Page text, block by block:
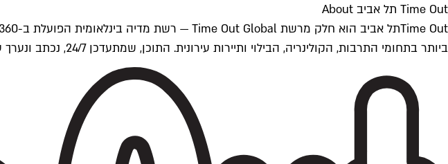
Time Out תל אביב About
ביותר בתחומי התרבות, הקולינריה, הבילוי ותיירות עירונית. התוכן, שמתעדכן 24/7, נכתב ונערך על ידי צוות עיתונאים מקצועי מקומי בישראל, בהתאם לסטנדרטים של Time Out העולמית.